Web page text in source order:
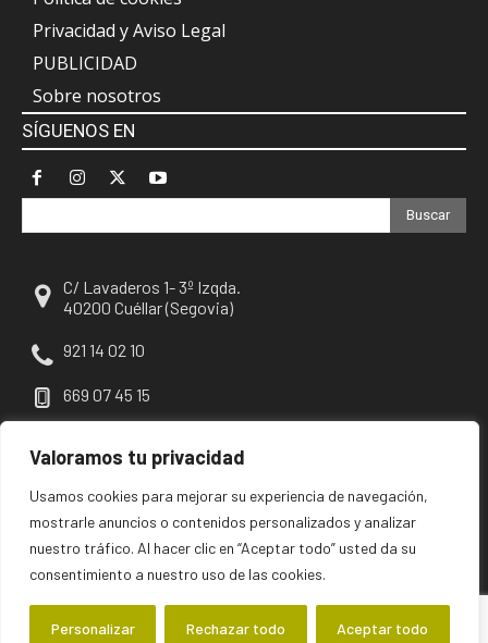
Valoramos tu privacidad
Usamos cookies para mejorar su experiencia de navegación,
mostrarle anuncios o contenidos personalizados y analizar
nuestro tráfico. Al hacer clic en “Aceptar todo” usted da su
consentimiento a nuestro uso de las cookies.
Personalizar Rechazar todo Aceptar todo
Privacidad y Aviso Legal
PUBLICIDAD
Sobre nosotros
SÍGUENOS EN
Buscar
C/ Lavaderos 1- 3º Izqda.
40200 Cuéllar (Segovia)
921 14 02 10
669 07 45 15